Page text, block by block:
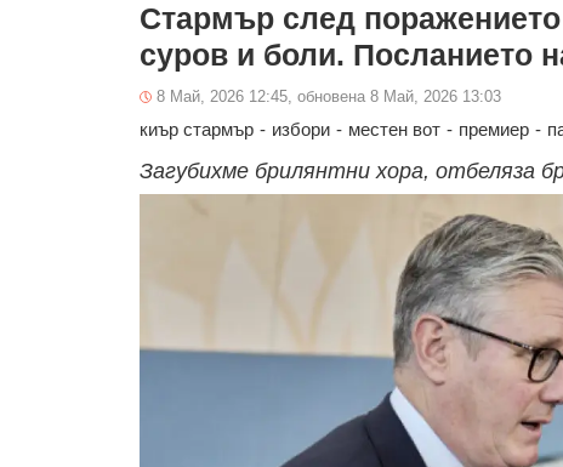
Стармър след
суров и боли. Посланието
8 Май, 2026 12:45, обновена 8 Май, 2026 13:03
киър стармър - избори - местен вот - премиер -
Загубихме брилянтни хора, отбеляза